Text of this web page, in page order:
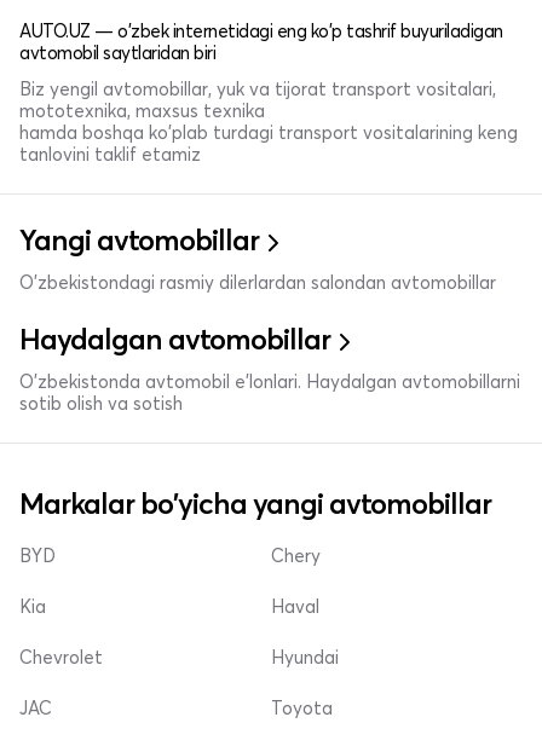
AUTO.UZ — o'zbek internetidagi eng ko'p tashrif buyuriladigan
avtomobil saytlaridan biri
Biz yengil avtomobillar, yuk va tijorat transport vositalari,
mototexnika, maxsus texnika
hamda boshqa ko'plab turdagi transport vositalarining keng
tanlovini taklif etamiz
Yangi avtomobillar
O'zbekistondagi rasmiy dilerlardan salondan avtomobillar
Haydalgan avtomobillar
O'zbekistonda avtomobil e’lonlari. Haydalgan avtomobillarni
sotib olish va sotish
Markalar bo'yicha yangi avtomobillar
BYD
Kia
Chevrolet
Chery
Haval
Hyundai
JAC Toyota